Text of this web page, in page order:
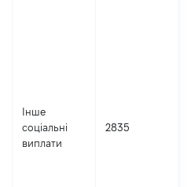
Інше
соціальні
виплати
2835